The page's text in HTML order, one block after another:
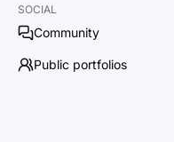
SOCIAL
Community
Public portfolios